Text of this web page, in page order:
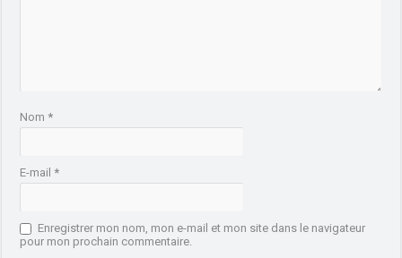
Nom*
E-mail*
Enregistrer mon nom, mon e-mail et mon site dans le navigateur
pour mon prochain commentaire.